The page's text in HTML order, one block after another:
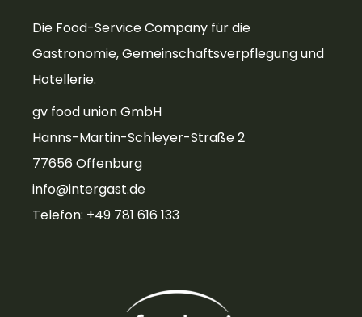
Die Food-Service Company für die
Gastronomie, Gemeinschaftsverpflegung und
Hotellerie.
gv food union GmbH
Hanns-Martin-Schleyer-Straße 2
77656 Offenburg
info@intergast.de
Telefon: +49 781 616 133